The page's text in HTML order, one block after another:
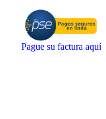
Pague su factura aquí